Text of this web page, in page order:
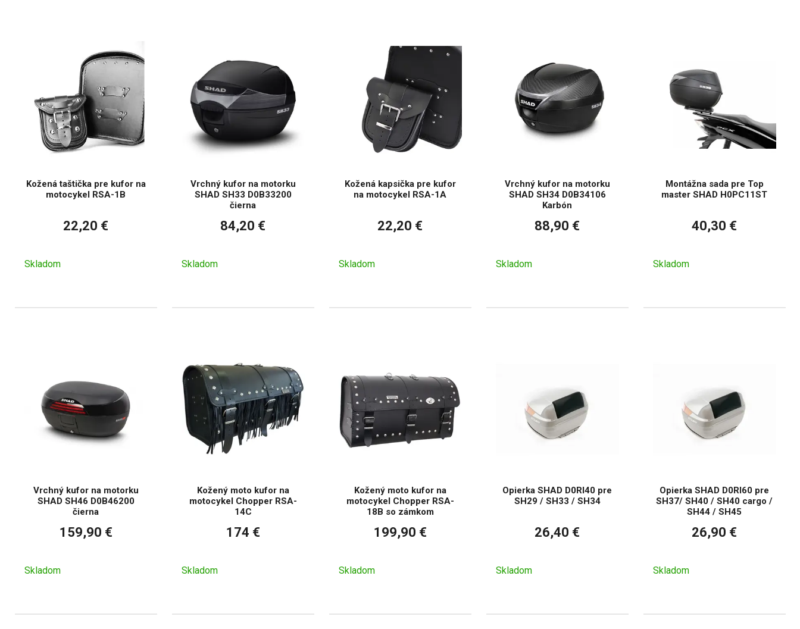
Kožená taštička pre kufor na
motocykel RSA-1B
22,20 €
Skladom
Vrchný kufor na motorku
SHAD SH33 D0B33200
čierna
84,20 €
Skladom
Kožená kapsička pre kufor
na motocykel RSA-1A
22,20 €
Skladom
Vrchný kufor na motorku
SHAD SH34 D0B34106
Karbón
88,90 €
Skladom
Montážna sada pre Top
master SHAD H0PC11ST
40,30 €
Skladom
Vrchný kufor na motorku
SHAD SH46 D0B46200
čierna
159,90 €
Skladom
Kožený moto kufor na
motocykel Chopper RSA-
14C
174 €
Skladom
Kožený moto kufor na
motocykel Chopper RSA-
18B so zámkom
199,90 €
Skladom
Opierka SHAD D0RI40 pre
SH29 / SH33 / SH34
26,40 €
Skladom
Opierka SHAD D0RI60 pre
SH37/ SH40 / SH40 cargo /
SH44 / SH45
26,90 €
Skladom